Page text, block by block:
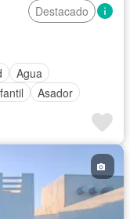
Destacado
Agua
Asador
Cocina equipada
con closet
verdes
familias